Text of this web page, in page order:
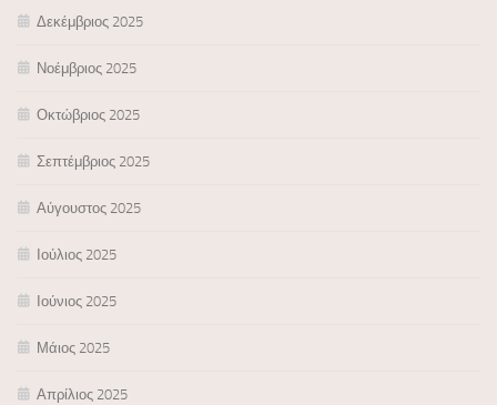
Δεκέμβριος 2025
Νοέμβριος 2025
Οκτώβριος 2025
Σεπτέμβριος 2025
Αύγουστος 2025
Ιούλιος 2025
Ιούνιος 2025
Μάιος 2025
Απρίλιος 2025